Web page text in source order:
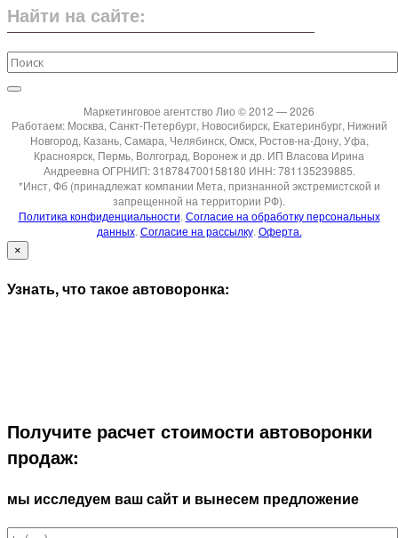
Найти на сайте:
Маркетинговое агентство Лио © 2012 — 2026
Работаем: Москва, Санкт-Петербург, Новосибирск, Екатеринбург, Нижний
Новгород, Казань, Самара, Челябинск, Омск, Ростов-на-Дону, Уфа,
Красноярск, Пермь, Волгоград, Воронеж и др. ИП Власова Ирина
Андреевна ОГРНИП: 318784700158180 ИНН: 781135239885.
*Инст, Фб (принадлежат компании Мета, признанной экстремистской и
запрещенной на территории РФ).
Политика конфиденциальности. Согласие на обработку персональных
данных. Согласие на рассылку. Оферта.
×
Узнать, что такое автоворонка:
Получите расчет стоимости автоворонки
продаж:
мы исследуем ваш сайт и вынесем предложение